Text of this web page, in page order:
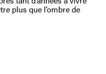
plus que l’ombre de